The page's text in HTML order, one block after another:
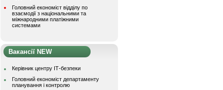
Головний економіст відділу по
взаємодії з національними та
міжнародними платіжними
системами
Вакансії NEW
Керівник центру ІТ-безпеки
Головний економіст департаменту
планування і контролю